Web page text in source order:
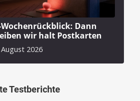
Wochenrückblick: Dann
wir halt Postkarten
August 2026
Testberichte